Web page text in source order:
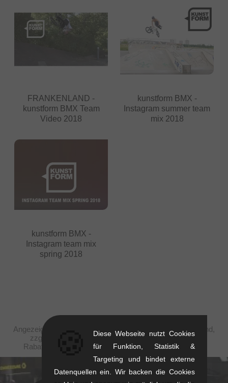
FRANKENLAND -
kunstform BMX Team
Video 2018
kunstform BMX -
Instagram summer team
mix 2018
kunstform BMX -
Instagram team mix
spring 2018
Angezeigte Preise verstehen sich steuerfrei nach Greenland,
zzgl. Versandkosten. Durchgestrichene Preise (bei
Rabattierungen) entsprechen der UVP des Herstellers.
Diese Webseite nutzt Cookies
für Funktion, Statistik &
Targeting und bindet externe
Datenquellen ein. Wir backen die Cookies